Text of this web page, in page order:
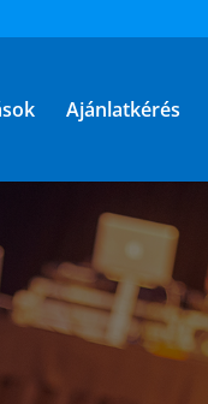
Ajánlatkérés